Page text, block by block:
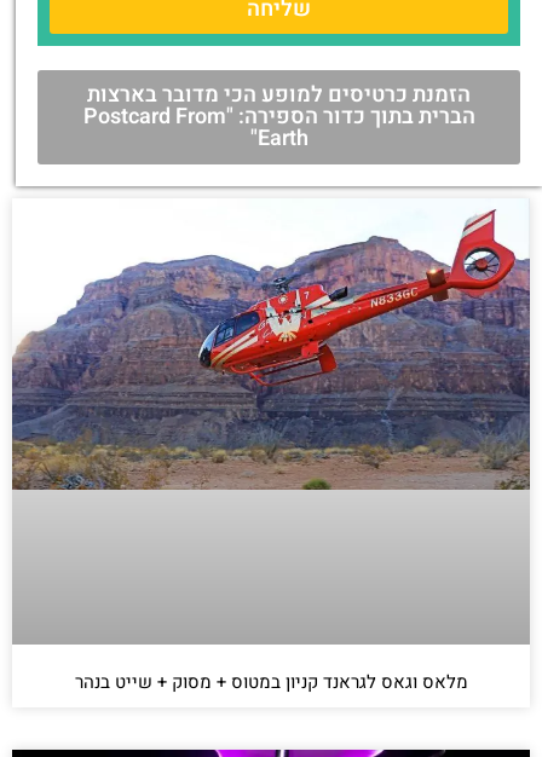
שליחה
הזמנת כרטיסים למופע הכי מדובר בארצות
הברית בתוך כדור הספירה: "Postcard From
Earth"
מלאס וגאס לגראנד קניון במטוס + מסוק + שייט בנהר